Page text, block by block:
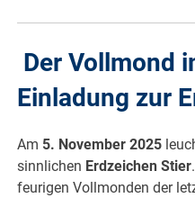
Der Vollmond
Einladung zur
Am 5. November 2025
sinnlichen Erdzeichen Stier
feurigen Vollmonden der